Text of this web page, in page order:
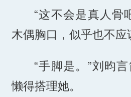
“这不会是真人骨
木偶胸口，似乎也不应
“手脚是。”刘昀
懒得搭理她。